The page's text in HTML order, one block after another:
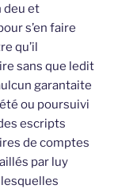
deu et
s’en faire
qu’il
sans que ledit
garantaite
ou poursuivi
escripts
de comptes
par luy